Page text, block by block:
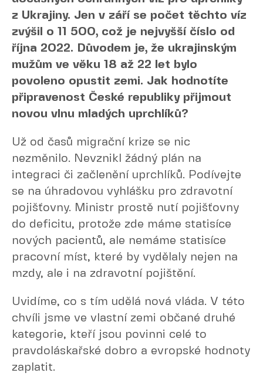
z Ukrajiny. Jen v září se počet těchto víz
zvýšil o 11 500, což je nejvyšší číslo od
října 2022. Důvodem je, že ukrajinským
mužům ve věku 18 až 22 let bylo
povoleno opustit zemi. Jak hodnotíte
připravenost České republiky přijmout
novou vlnu mladých uprchlíků?
Už od časů migrační krize se nic
nezměnilo. Nevznikl žádný plán na
integraci či začlenění uprchlíků. Podívejte
se na úhradovou vyhlášku pro zdravotní
pojišťovny. Ministr prostě nutí pojišťovny
do deficitu, protože zde máme statisíce
nových pacientů, ale nemáme statisíce
pracovní míst, které by vydělaly nejen na
mzdy, ale i na zdravotní pojištění.
Uvidíme, co s tím udělá nová vláda. V této
chvíli jsme ve vlastní zemi občané druhé
kategorie, kteří jsou povinni celé to
pravdoláskařské dobro a evropské hodnoty
zaplatit.